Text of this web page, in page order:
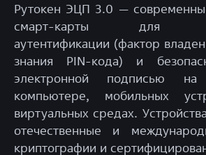
Рутокен ЭЦП 3.0 —
смарт-карты для
аутентификации (фактор
знания PIN-кода) и
электронной подписью на
компьютере, мобильных
виртуальных средах.
отечественные и
криптографии и